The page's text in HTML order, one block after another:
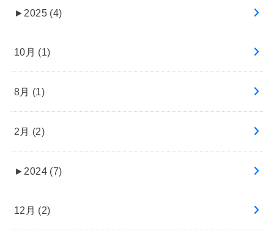
► 2025 (4)
10月 (1)
8月 (1)
2月 (2)
► 2024 (7)
12月 (2)